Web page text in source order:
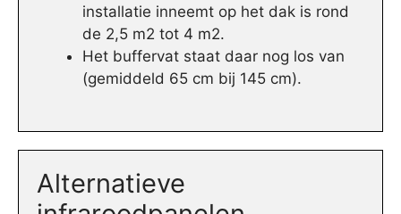
installatie inneemt op het dak is rond
de 2,5 m2 tot 4 m2.
Het buffervat staat daar nog los van
(gemiddeld 65 cm bij 145 cm).
Alternatieve